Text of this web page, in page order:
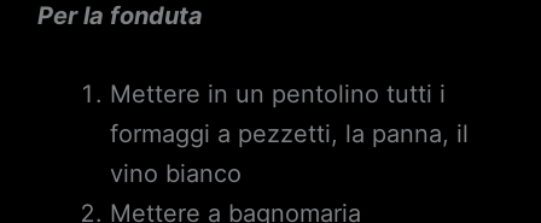
Per la fonduta
Mettere in un pentolino tutti i
formaggi a pezzetti, la panna, il
vino bianco
Mettere a bagnomaria